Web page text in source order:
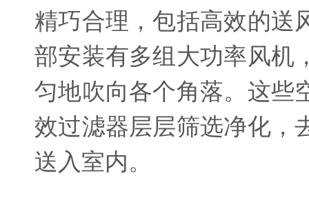
精巧合理，包括高效的送
部安装有多组大功率风机
匀地吹向各个角落。这些
效过滤器层层筛选净化，
送入室内。